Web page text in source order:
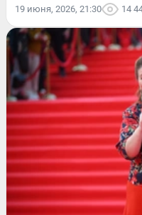
19 июня, 2026, 21:30 14